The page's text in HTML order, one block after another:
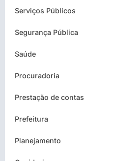
Serviços Públicos
Segurança Pública
Saúde
Procuradoria
Prestação de contas
Prefeitura
Planejamento